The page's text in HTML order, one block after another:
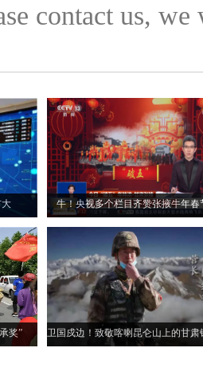
contact us,
牛！央视多个栏目齐赞张掖牛年春
奖” 卫国戍边！致敬喀喇昆仑山上的甘肃